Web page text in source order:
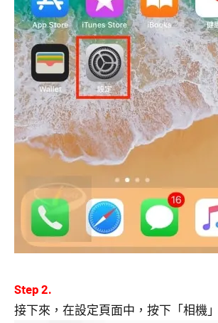
Step 2.
接下來，在設定頁面中，按下「相機」